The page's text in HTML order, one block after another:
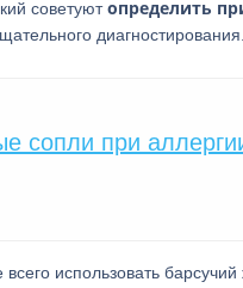
советуютопределить
диагностирования.
сопли при
использовать барсучий